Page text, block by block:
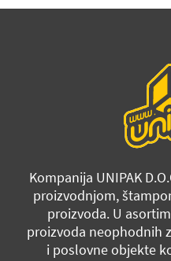
Kompanija UNIPAK
proizvodnjom,
proizvoda. U
proizvoda neophodnih
i poslovne objekte